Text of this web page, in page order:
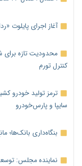
آغاز اجرای پایلوت
محدودیت تازه برای
کنترل تورم
سایپا و پارس‌خودرو
بنگاه‌داری بانک‌ها؛
نماینده مجلس: